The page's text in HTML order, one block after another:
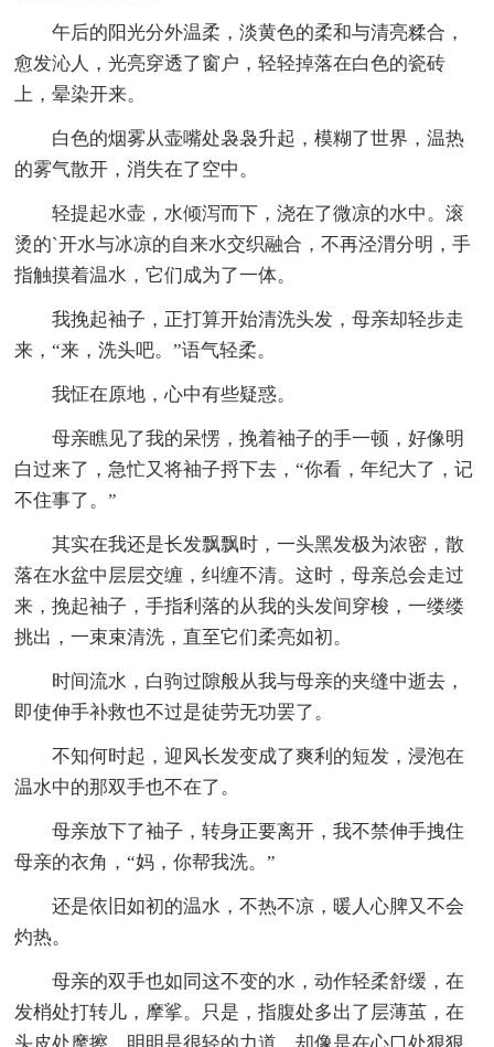
午后的阳光分外温柔，淡黄色的柔和与清亮糅合，
愈发沁人，光亮穿透了窗户，轻轻掉落在白色的瓷砖
上，晕染开来。
白色的烟雾从壶嘴处袅袅升起，模糊了世界，温热
的雾气散开，消失在了空中。
轻提起水壶，水倾泻而下，浇在了微凉的水中。滚
烫的`开水与冰凉的自来水交织融合，不再泾渭分明，手
指触摸着温水，它们成为了一体。
我挽起袖子，正打算开始清洗头发，母亲却轻步走
来，“来，洗头吧。”语气轻柔。
我怔在原地，心中有些疑惑。
母亲瞧见了我的呆愣，挽着袖子的手一顿，好像明
白过来了，急忙又将袖子捋下去，“你看，年纪大了，记
不住事了。”
其实在我还是长发飘飘时，一头黑发极为浓密，散
落在水盆中层层交缠，纠缠不清。这时，母亲总会走过
来，挽起袖子，手指利落的从我的头发间穿梭，一缕缕
挑出，一束束清洗，直至它们柔亮如初。
时间流水，白驹过隙般从我与母亲的夹缝中逝去，
即使伸手补救也不过是徒劳无功罢了。
不知何时起，迎风长发变成了爽利的短发，浸泡在
温水中的那双手也不在了。
母亲放下了袖子，转身正要离开，我不禁伸手拽住
母亲的衣角，“妈，你帮我洗。”
还是依旧如初的温水，不热不凉，暖人心脾又不会
灼热。
母亲的双手也如同这不变的水，动作轻柔舒缓，在
发梢处打转儿，摩挲。只是，指腹处多出了层薄茧，在